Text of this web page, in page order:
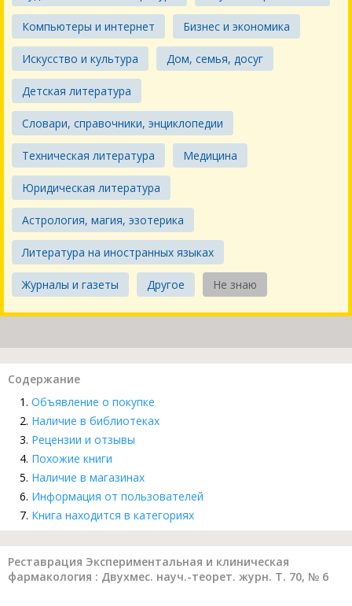
Компьютеры и интернет Бизнес и экономика
Искусство и культура Дом, семья, досуг
Детская литература
Словари, справочники, энциклопедии
Техническая литература Медицина
Юридическая литература
Астрология, магия, эзотерика
Литература на иностранных языках
Журналы и газеты Другое Не знаю
Содержание
Объявление о покупке
Наличие в библиотеках
Рецензии и отзывы
Похожие книги
Наличие в магазинах
Информация от пользователей
Книга находится в категориях
Реставрация Экспериментальная и клиническая
фармакология : Двухмес. науч.-теорет. журн. Т. 70, № 6